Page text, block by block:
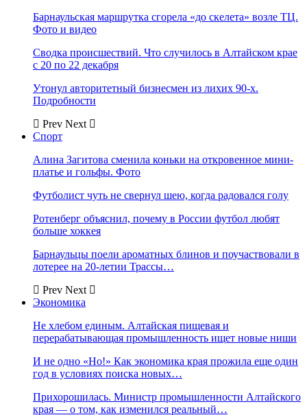
Барнаульская маршрутка сгорела «до скелета» возле ТЦ.
Фото и видео
Сводка происшествий. Что случилось в Алтайском крае
с 20 по 22 декабря
Утонул авторитетный бизнесмен из лихих 90-х.
Подробности
Prev Next
Спорт
Алина Загитова сменила коньки на откровенное мини-
платье и гольфы. Фото
Футболист чуть не свернул шею, когда радовался голу
Ротенберг объяснил, почему в России футбол любят
больше хоккея
Барнаульцы поели ароматных блинов и поучаствовали в
лотерее на 20-летии Трассы…
Prev Next
Экономика
Не хлебом единым. Алтайская пищевая и
перерабатывающая промышленность ищет новые ниши
И не одно «Но!» Как экономика края прожила еще один
год в условиях поиска новых…
Прихорошилась. Министр промышленности Алтайского
края — о том, как изменился реальный…